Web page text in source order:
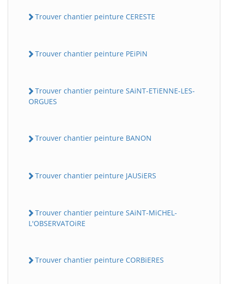
Trouver chantier peinture CERESTE
Trouver chantier peinture PEiPiN
Trouver chantier peinture SAiNT-ETiENNE-LES-
ORGUES
Trouver chantier peinture BANON
Trouver chantier peinture JAUSiERS
Trouver chantier peinture SAiNT-MiCHEL-
L'OBSERVATOiRE
Trouver chantier peinture CORBiERES